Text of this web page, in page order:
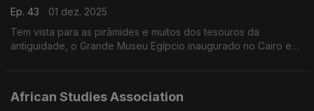
Ep. 43
01 dez. 2025
Tem vista para as pirâmides e muitos dos tesouros da
antiguidade, o Grande Museu Egípcio inaugurado no Cairo em
African Studies Association